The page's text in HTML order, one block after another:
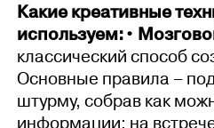
Какие креативные
используем:•
классический способ
Основные правила –
штурму, собрав как